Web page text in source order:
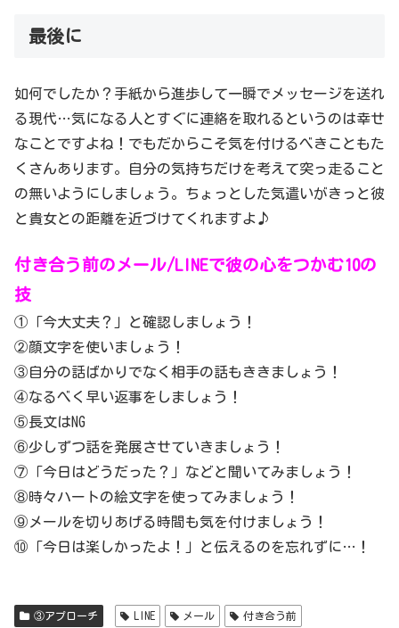
最後に
如何でしたか？手紙から進歩して一瞬でメッセージを送れ
る現代…気になる人とすぐに連絡を取れるというのは幸せ
なことですよね！でもだからこそ気を付けるべきこともた
くさんあります。自分の気持ちだけを考えて突っ走ること
の無いようにしましょう。ちょっとした気遣いがきっと彼
と貴女との距離を近づけてくれますよ♪
付き合う前のメール/LINEで彼の心をつかむ10の
技
①「今大丈夫？」と確認しましょう！
②顔文字を使いましょう！
③自分の話ばかりでなく相手の話もききましょう！
④なるべく早い返事をしましょう！
⑤長文はNG
⑥少しずつ話を発展させていきましょう！
⑦「今日はどうだった？」などと聞いてみましょう！
⑧時々ハートの絵文字を使ってみましょう！
⑨メールを切りあげる時間も気を付けましょう！
⑩「今日は楽しかったよ！」と伝えるのを忘れずに…！
③アプローチ LINE メール 付き合う前